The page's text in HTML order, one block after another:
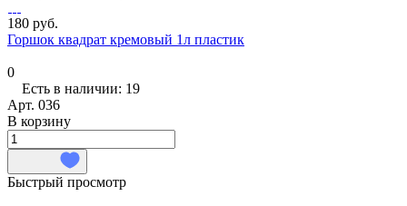
180 руб.
Горшок квадрат кремовый 1л пластик
0
Есть в наличии: 19
Арт. 036
В корзину
Быстрый просмотр